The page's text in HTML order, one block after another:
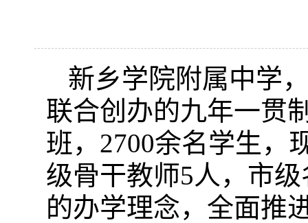
新乡学院附属中学
联合创办的九年一贯
班，2700余名学生，
级骨干教师5人，市
的办学理念，全面推